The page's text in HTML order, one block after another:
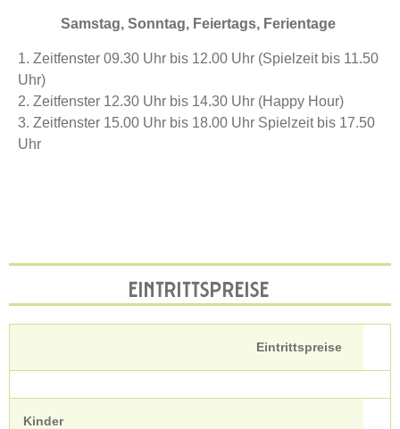
Samstag, Sonntag, Feiertags, Ferientage
1. Zeitfenster 09.30 Uhr bis 12.00 Uhr (Spielzeit bis 11.50
Uhr)
2. Zeitfenster 12.30 Uhr bis 14.30 Uhr (Happy Hour)
3. Zeitfenster 15.00 Uhr bis 18.00 Uhr Spielzeit bis 17.50
Uhr
EINTRITTSPREISE
Eintrittspreise
Kinder